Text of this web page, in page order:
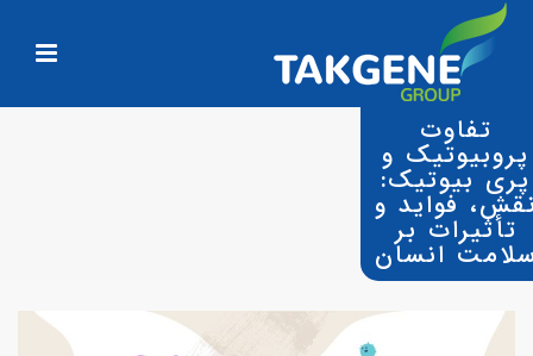
تفاوت
پروبیوتیک و
پری‌ بیوتیک:
فواید و
تأثیرات بر
انسان